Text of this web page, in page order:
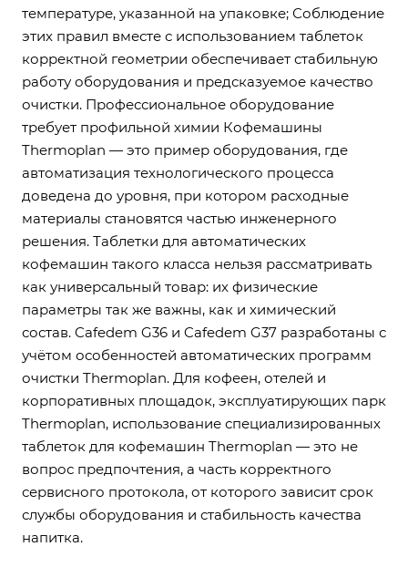
температуре, указанной на упаковке; Соблюдение
этих правил вместе с использованием таблеток
корректной геометрии обеспечивает стабильную
работу оборудования и предсказуемое качество
очистки. Профессиональное оборудование
требует профильной химии Кофемашины
Thermoplan — это пример оборудования, где
автоматизация технологического процесса
доведена до уровня, при котором расходные
материалы становятся частью инженерного
решения. Таблетки для автоматических
кофемашин такого класса нельзя рассматривать
как универсальный товар: их физические
параметры так же важны, как и химический
состав. Cafedem G36 и Cafedem G37 разработаны с
учётом особенностей автоматических программ
очистки Thermoplan. Для кофеен, отелей и
корпоративных площадок, эксплуатирующих парк
Thermoplan, использование специализированных
таблеток для кофемашин Thermoplan — это не
вопрос предпочтения, а часть корректного
сервисного протокола, от которого зависит срок
службы оборудования и стабильность качества
напитка.